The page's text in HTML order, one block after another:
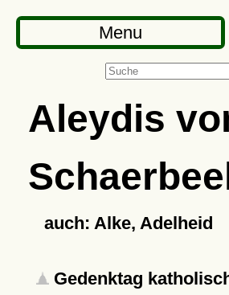
Menu
Aleydis
auch: Alke, Adelheid
Gedenktag